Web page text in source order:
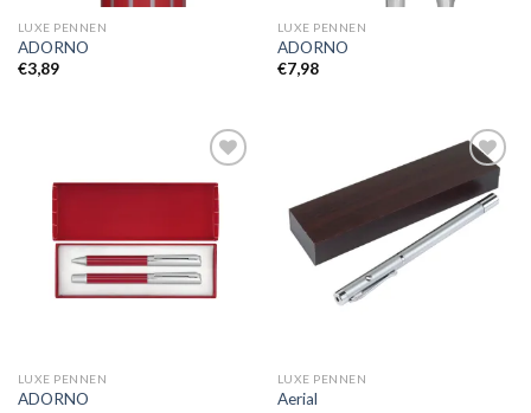
LUXE PENNEN
ADORNO
€3,89
LUXE PENNEN
ADORNO
€7,98
Toevoegen
aan
wenslijst
LUXE PENNEN
ADORNO
Toevoegen
aan
wenslijst
LUXE PENNEN
Aerial